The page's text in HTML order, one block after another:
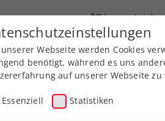
ÖTV
Ausbildung Services
Webseite werden Cookies
benötigt, während es uns
auf unserer Webseite zu
Essenziell Statistiken